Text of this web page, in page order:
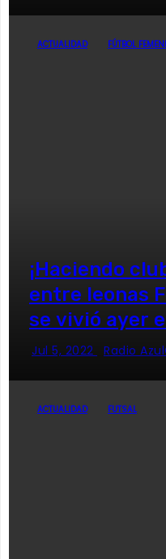
ACTUALIDAD FÚTBOL
¡Haciendo
entre leonas
se vivió ayer
Jul 5, 2022 Radio
ACTUALIDAD FUTSAL